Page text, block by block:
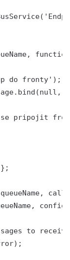
do fronty');
pripojit
};
to